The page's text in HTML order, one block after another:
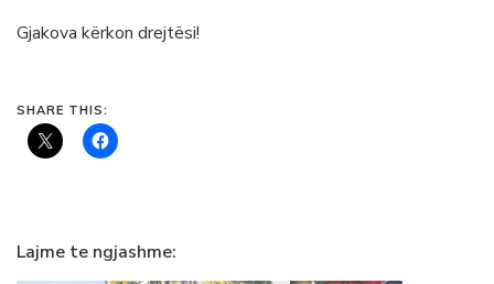
Gjakova kërkon drejtësi!
SHARE THIS:
Lajme te ngjashme